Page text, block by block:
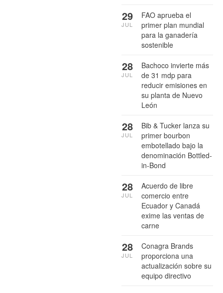
FAO aprueba el
primer plan mundial
para la ganadería
sostenible
29
JUL
Bachoco invierte más
de 31 mdp para
reducir emisiones en
su planta de Nuevo
León
28
JUL
Bib & Tucker lanza su
primer bourbon
embotellado bajo la
denominación Bottled-
in-Bond
28
JUL
Acuerdo de libre
comercio entre
Ecuador y Canadá
exime las ventas de
carne
28
JUL
Conagra Brands
proporciona una
actualización sobre su
equipo directivo
28
JUL